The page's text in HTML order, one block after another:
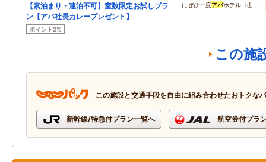
【素泊まり・連泊不可】室数限定お試しプラ
ン【アパ社長カレープレゼント】
ポイント2%
…にぜひ一度アパホテル〈山…
この施
この施設と交通手段を自由に組み合わせたおトクな
新幹線/特急付プラン一覧へ 航空券付プラ